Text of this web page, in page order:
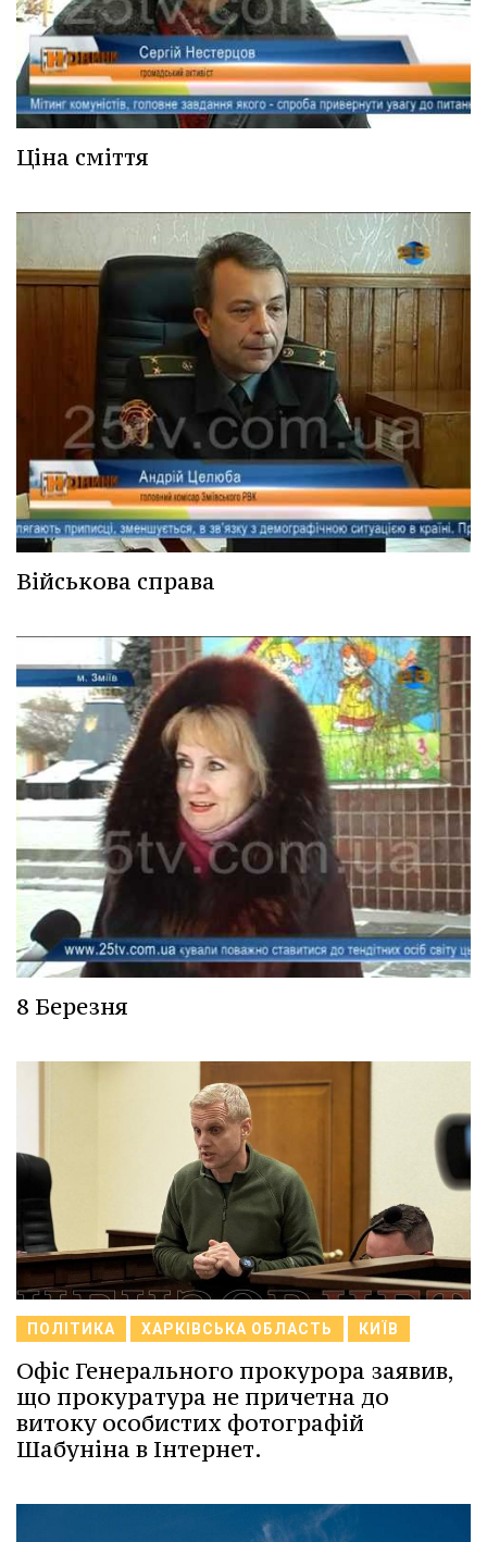
Ціна сміття
Військова справа
8 Березня
ПОЛІТИКА ХАРКІВСЬКА ОБЛАСТЬ КИЇВ
Офіс Генерального прокурора заявив,
що прокуратура не причетна до
витоку особистих фотографій
Шабуніна в Інтернет.